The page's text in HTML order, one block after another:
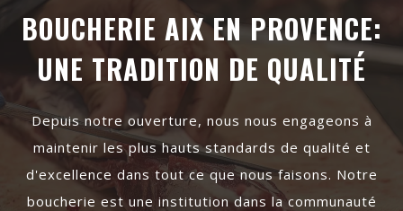
BOUCHERIE AIX EN PROVENCE:
UNE TRADITION DE QUALITÉ
Depuis notre ouverture, nous nous engageons à
maintenir les plus hauts standards de qualité et
d'excellence dans tout ce que nous faisons. Notre
boucherie est une institution dans la communauté